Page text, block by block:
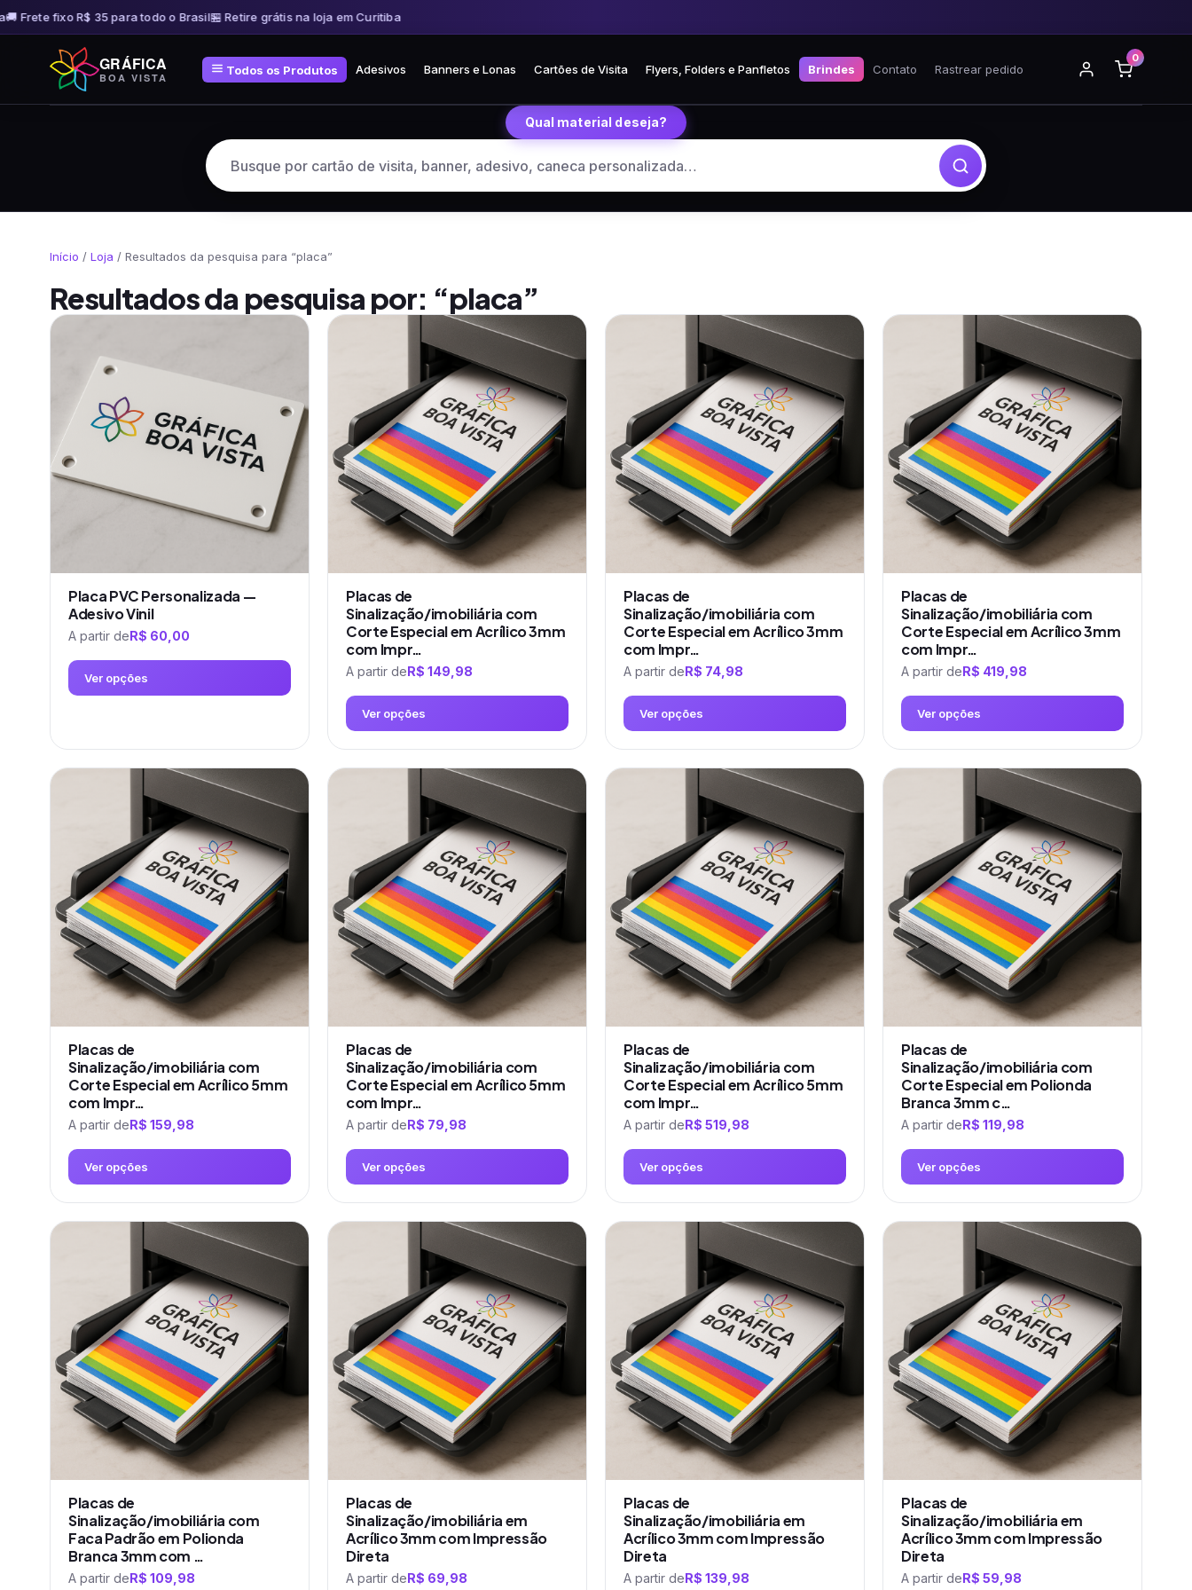
fixo R$ 35 para todo o Brasil🏪 Retire grátis na loja em Curitiba🚚 Frete fixo R$ 35 para todo o Brasil
conteúdo
GRÁFICA
BOA VISTA
Todos os Produtos Adesivos Banners e Lonas Cartões de Visita Flyers, Folders e Panfletos Brindes Contato Rastrear pedido
0
Qual material deseja?
Início / Loja / Resultados da pesquisa para “placa”
Resultados da pesquisa por: “placa”
Placa PVC Personalizada —
Adesivo Vinil
A partir deR$ 60,00
Ver opções
produto
tem
opções
podem
ser
escolhidas
na
página
Placas de
Sinalização/imobiliária com
Corte Especial em Acrílico 3mm
com Impr…
A partir deR$ 149,98
Ver opções
produto
variantes.
opções
podem
ser
escolhidas
do
produto
Placas de
Sinalização/imobiliária com
Corte Especial em Acrílico 3mm
com Impr…
A partir deR$ 74,98
Ver opções
produto
variantes.
opções
podem
ser
escolhidas
do
produto
Placas de
Sinalização/imobiliária com
Corte Especial em Acrílico 3mm
com Impr…
A partir deR$ 419,98
Ver opções
produto
variantes.
opções
podem
ser
escolhidas
do
produto
Placas de
Sinalização/imobiliária com
Corte Especial em Acrílico 5mm
com Impr…
A partir deR$ 159,98
Ver opções
produto
variantes.
opções
podem
ser
escolhidas
do
produto
Placas de
Sinalização/imobiliária com
Corte Especial em Acrílico 5mm
com Impr…
A partir deR$ 79,98
Ver opções
produto
variantes.
opções
podem
ser
escolhidas
do
produto
Placas de
Sinalização/imobiliária com
Corte Especial em Acrílico 5mm
com Impr…
A partir deR$ 519,98
Ver opções
produto
variantes.
opções
podem
ser
escolhidas
do
produto
Placas de
Sinalização/imobiliária com
Corte Especial em Polionda
Branca 3mm c…
A partir deR$ 119,98
Ver opções
produto
variantes.
opções
podem
ser
escolhidas
do
produto
Placas de
Sinalização/imobiliária com
Faca Padrão em Polionda
Branca 3mm com …
A partir deR$ 109,98
Placas de
Sinalização/imobiliária em
Acrílico 3mm com Impressão
Direta
A partir deR$ 69,98
Placas de
Sinalização/imobiliária em
Acrílico 3mm com Impressão
Direta
A partir deR$ 139,98
Placas de
Sinalização/imobiliária em
Acrílico 3mm com Impressão
Direta
A partir deR$ 59,98